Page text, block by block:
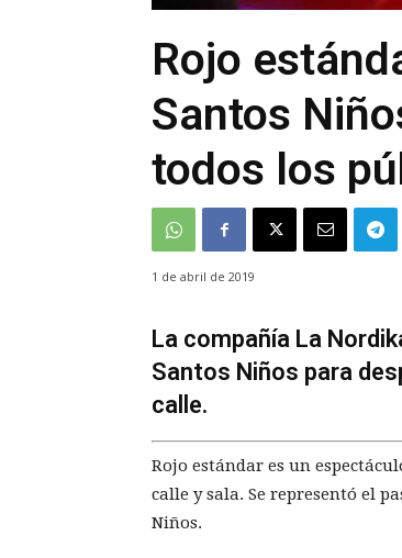
Rojo
Santos
todos los
1 de abril de 2019
La compañía La
Santos Niños para
calle.
Rojo estándar es un
calle y sala. Se representó el
Niños.